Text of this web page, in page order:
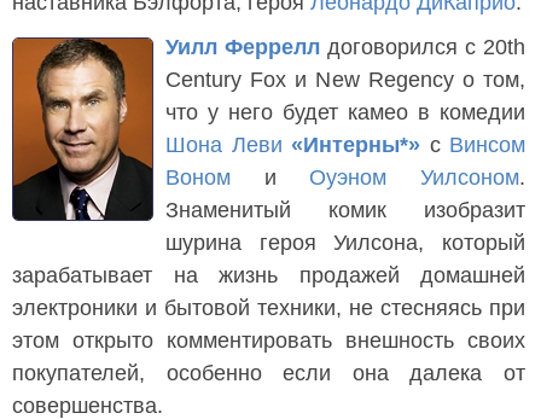
Уилл Феррелл договорился с 20th
Century Fox и New Regency о том,
что у него будет камео в комедии
Шона Леви «Интерны*» с Винсом
Воном и Оуэном Уилсоном.
Знаменитый комик изобразит
шурина героя Уилсона, который
зарабатывает на жизнь продажей домашней
электроники и бытовой техники, не стесняясь при
этом открыто комментировать внешность своих
покупателей, особенно если она далека от
совершенства.